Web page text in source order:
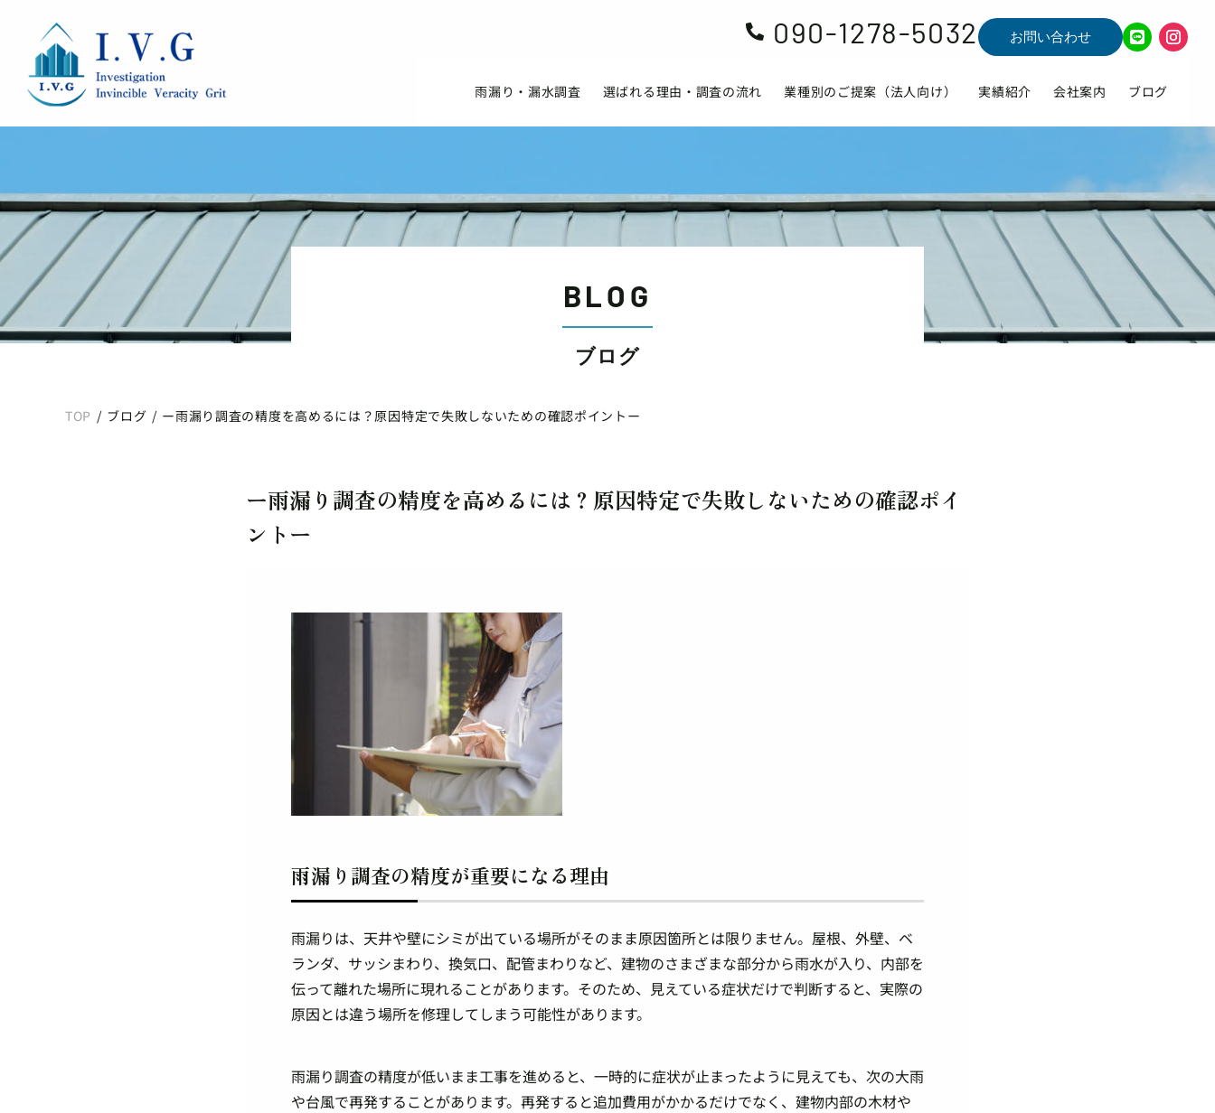
 090-1278-5032 お問い合わせ
雨漏り・漏水調査 選ばれる理由・調査の流れ 業種別のご提案（法人向け） 実績紹介 会社案内 ブログ
BLOG
ブログ
TOP / ブログ / ー雨漏り調査の精度を高めるには？原因特定で失敗しないための確認ポイントー
ー雨漏り調査の精度を高めるには？原因特定で失敗しないための確認ポイ
ントー
雨漏り調査の精度が重要になる理由
雨漏りは、天井や壁にシミが出ている場所がそのまま原因箇所とは限りません。屋根、外壁、ベ
ランダ、サッシまわり、換気口、配管まわりなど、建物のさまざまな部分から雨水が入り、内部を
伝って離れた場所に現れることがあります。そのため、見えている症状だけで判断すると、実際の
原因とは違う場所を修理してしまう可能性があります。
雨漏り調査の精度が低いまま工事を進めると、一時的に症状が止まったように見えても、次の大雨
や台風で再発することがあります。再発すると追加費用がかかるだけでなく、建物内部の木材や